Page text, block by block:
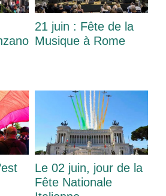
21 juin : Fête de la
Musique à Rome
Le 02 juin, jour de la
Fête Nationale